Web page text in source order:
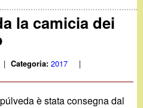
la camicia dei
| Categoria:2017 |
è stata consegna dal